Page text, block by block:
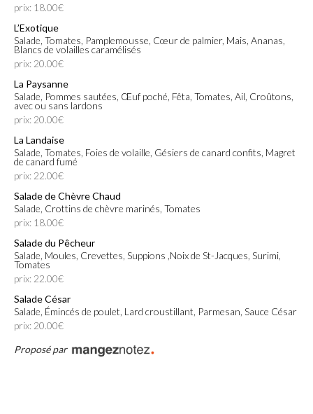
prix: 18.00€
L’Exotique
Salade, Tomates, Pamplemousse, Cœur de palmier, Mais, Ananas,
Blancs de volailles caramélisés
prix: 20.00€
La Paysanne
Salade, Pommes sautées, Œuf poché, Fêta, Tomates, Ail, Croûtons,
avec ou sans lardons
prix: 20.00€
La Landaise
Salade, Tomates, Foies de volaille, Gésiers de canard confits, Magret
de canard fumé
prix: 22.00€
Salade de Chèvre Chaud
Salade, Crottins de chèvre marinés, Tomates
prix: 18.00€
Salade du Pêcheur
Salade, Moules, Crevettes, Suppions ,Noix de St-Jacques, Surimi,
Tomates
prix: 22.00€
Salade César
Salade, Émincés de poulet, Lard croustillant, Parmesan, Sauce César
prix: 20.00€
Proposé par